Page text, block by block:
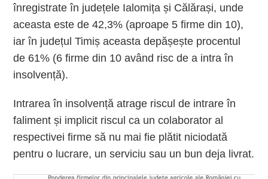
înregistrate în județele Ialomița și Călărași, unde
aceasta este de 42,3% (aproape 5 firme din 10),
iar în județul Timiș aceasta depășește procentul
de 61% (6 firme din 10 având risc de a intra în
insolvență).
Intrarea în insolvență atrage riscul de intrare în
faliment și implicit riscul ca un colaborator al
respectivei firme să nu mai fie plătit niciodată
pentru o lucrare, un serviciu sau un bun deja livrat.